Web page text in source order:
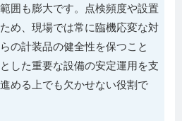
囲も膨大です。点検頻度や設置
め、現場では常に臨機応変な対
の計装品の健全性を保つこと
した重要な設備の安定運用を支
める上でも欠かせない役割で